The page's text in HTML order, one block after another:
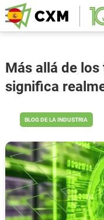
Más allá de
significa
BLOG DE LA INDUSTRIA